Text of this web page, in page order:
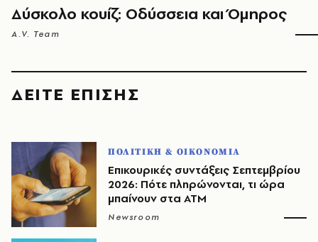
Δύσκολο κουίζ: Οδύσσεια και Όμηρος
A.V. Team
ΔΕΙΤΕ ΕΠΙΣΗΣ
ΠΟΛΙΤΙΚΗ & ΟΙΚΟΝΟΜΙΑ
Επικουρικές συντάξεις Σεπτεμβρίου
2026: Πότε πληρώνονται, τι ώρα
μπαίνουν στα ΑΤΜ
Newsroom